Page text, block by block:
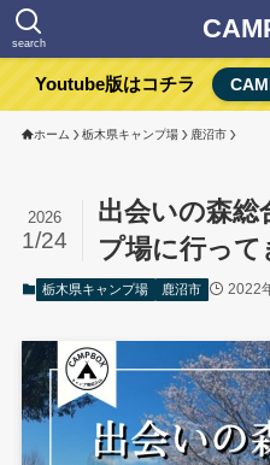
search
Youtube版はコチラ
ホーム 栃木県キャンプ場 鹿沼市
出会いの森総
プ場に行って
2026
1/24
栃木県キャンプ場 鹿沼市 2022